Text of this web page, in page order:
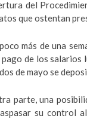
del
que ostentan
más de una
de los salarios
de mayo se
parte, una
su control